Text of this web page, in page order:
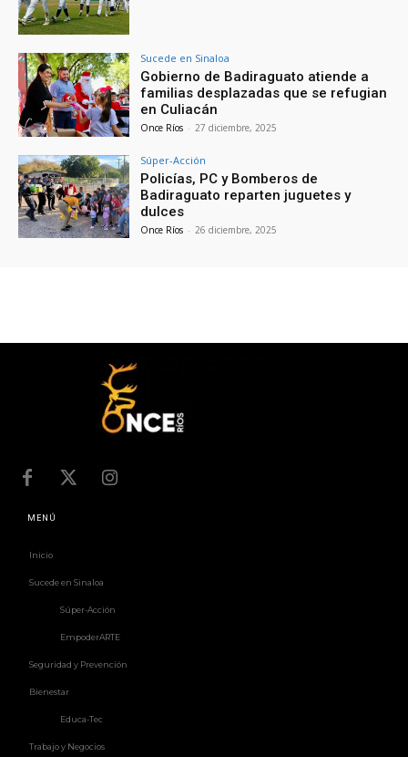
Sucede en Sinaloa
Gobierno de Badiraguato atiende a
familias desplazadas que se refugian
en Culiacán
Once Ríos - 27 diciembre, 2025
Súper-Acción
Policías, PC y Bomberos de
Badiraguato reparten juguetes y
dulces
Once Ríos - 26 diciembre, 2025
MENÚ
Inicio
Sucede en Sinaloa
Súper-Acción
EmpoderARTE
Seguridad y Prevención
Bienestar
Educa-Tec
Trabajo y Negocios